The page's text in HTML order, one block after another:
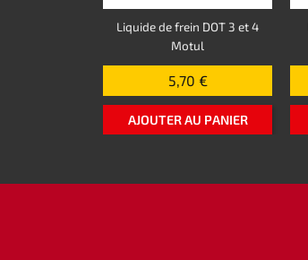
Liquide de frein DOT 3 et 4
Motul
5,70 €
AJOUTER AU PANIER